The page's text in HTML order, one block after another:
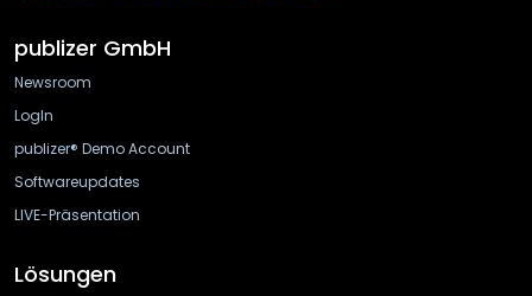
publizer GmbH
Newsroom
LogIn
publizer® Demo Account
Softwareupdates
LIVE-Präsentation
Lösungen